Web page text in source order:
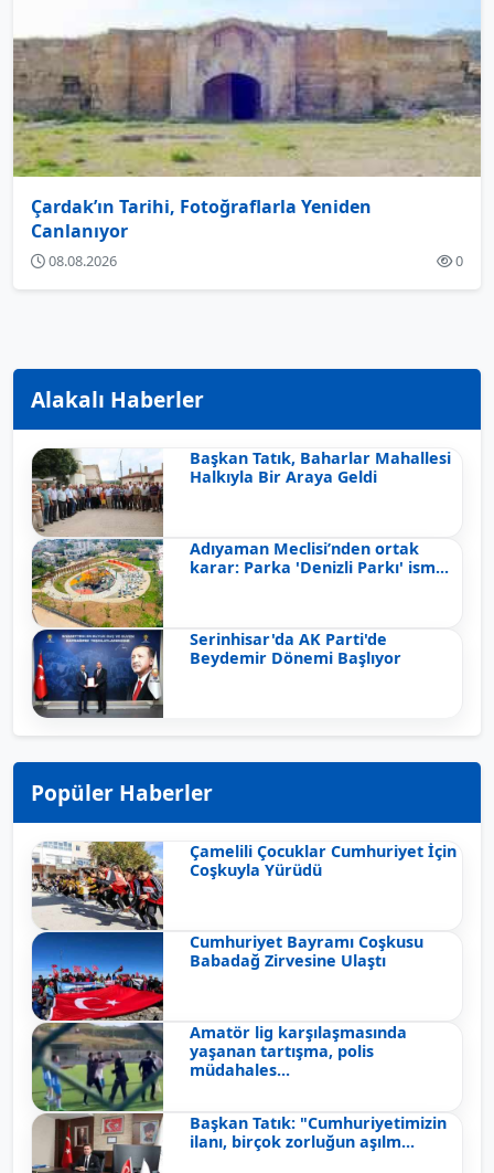
Çardak’ın Tarihi, Fotoğraflarla Yeniden
Canlanıyor
08.08.2026 0
Alakalı Haberler
Başkan Tatık, Baharlar Mahallesi
Halkıyla Bir Araya Geldi
Adıyaman Meclisi’nden ortak
karar: Parka 'Denizli Parkı' ism...
Serinhisar'da AK Parti'de
Beydemir Dönemi Başlıyor
Popüler Haberler
Çamelili Çocuklar Cumhuriyet İçin
Coşkuyla Yürüdü
Cumhuriyet Bayramı Coşkusu
Babadağ Zirvesine Ulaştı
Amatör lig karşılaşmasında
yaşanan tartışma, polis
müdahales...
Başkan Tatık: "Cumhuriyetimizin
ilanı, birçok zorluğun aşılm...